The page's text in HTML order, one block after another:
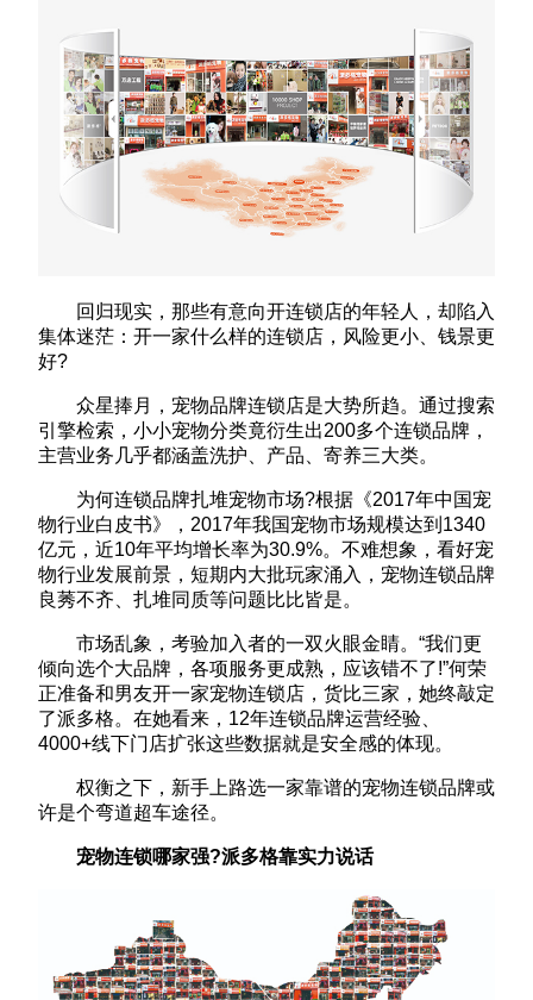
回归现实，那些有意向开连锁店的年轻人，却陷入
集体迷茫：开一家什么样的连锁店，风险更小、钱景更
好?
众星捧月，宠物品牌连锁店是大势所趋。通过搜索
引擎检索，小小宠物分类竟衍生出200多个连锁品牌，
主营业务几乎都涵盖洗护、产品、寄养三大类。
为何连锁品牌扎堆宠物市场?根据《2017年中国宠
物行业白皮书》，2017年我国宠物市场规模达到1340
亿元，近10年平均增长率为30.9%。不难想象，看好宠
物行业发展前景，短期内大批玩家涌入，宠物连锁品牌
良莠不齐、扎堆同质等问题比比皆是。
市场乱象，考验加入者的一双火眼金睛。“我们更
倾向选个大品牌，各项服务更成熟，应该错不了!”何荣
正准备和男友开一家宠物连锁店，货比三家，她终敲定
了派多格。在她看来，12年连锁品牌运营经验、
4000+线下门店扩张这些数据就是安全感的体现。
权衡之下，新手上路选一家靠谱的宠物连锁品牌或
许是个弯道超车途径。
宠物连锁哪家强?派多格靠实力说话